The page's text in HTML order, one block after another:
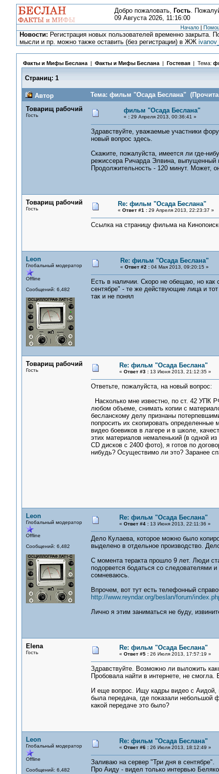
Добро пожаловать, Гость.
09 Августа 2026, 11:16:00
Начало |
Новости: Регистрация новых пользователей временно закрыта.
мысли и пр. можно также оставить (без регистрации) в ЖЖ
Факты и Мифы Беслана| Факты и Мифы Беслана| Гостевая | Тема:
Страниц: 1
Автор
Тема: фильм "Осада Беслана"
Товарищ рабочий
Гость
фильм "Осада Беслана"
« :29 Апреля 2013, 00:36:41 »
Здравствуйте, уважаемые участники
новый вопрос здесь.
Скажите, пожалуйста, имеется ли где-
режиссера Ричарда Элвина, выпущенный
Продолжительность - 120 минут. Может,
Товарищ рабочий
Гость
Re: фильм "Осада Беслана"
« Ответ #1 :29 Апреля 2013, 22:23:37 »
Ссылка на страницу фильма на
Leon
Глобальный модератор
Offline
Сообщений: 6,482
Re: фильм "Осада Беслана"
« Ответ #2 :04 Мая 2013, 09:20:15 »
Есть в наличии. Скоро не обещаю, но как
сентябре" - те же действующие лица и
так и не понял
Товарищ рабочий
Гость
Re: фильм "Осада Беслана"
« Ответ #3 :13 Июня 2013, 21:12:35 »
Ответьте, пожалуйста, на новый вопрос:
Насколько мне известно, по ст. 42 УПК
любом объеме, снимать копии с
бесланскому делу признаны
попросить их скопировать
видео боевиков в лагере и в школе,
этих материалов немаленький (в одной
CD дисков с 2400 фото), я готов по
нибудь? Осуществимо ли это? Заранее
Leon
Глобальный модератор
Offline
Сообщений: 6,482
Re: фильм "Осада Беслана"
« Ответ #4 :13 Июня 2013, 22:11:36 »
Дело Кулаева, которое можно было
выделено в отдельное производство.
С момента теракта прошло 9 лет. Люди
подорвется бодаться со следователями
сомневаюсь.
Впрочем, вот тут есть телефонный
http://www.reyndar.org/beslan/forum/
Лично я этим заниматься не буду,
Elena
Гость
Re: фильм "Осада Беслана"
« Ответ #5 :26 Июля 2013, 17:57:19 »
Здравствуйте. Возможно ли выложить
Пробовала найти в интернете, не
И еще вопрос. Ищу кадры видео с Аидой,
была передача, где показали небольшой
какой передаче это было?
Leon
Глобальный модератор
Offline
Сообщений: 6,482
Re: фильм "Осада Беслана"
« Ответ #6 :26 Июля 2013, 18:12:49 »
Заливаю на сервер "Три дня в сентябре".
Про Аиду - видел только интервью